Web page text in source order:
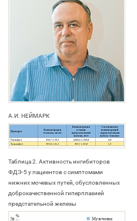
А.И. НЕЙМАРК
Таблица 2. Активность ингибиторов
ФДЭ-5 у пациентов с симптомами
нижних мочевых путей, обусловленных
доброкачественной гиперплазией
предстательной железы